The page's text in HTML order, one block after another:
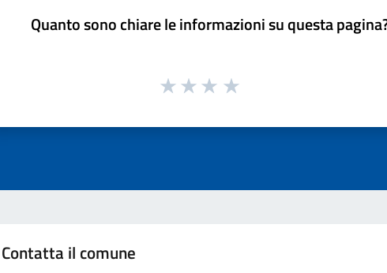
Quanto sono chiare le informazioni su questa
Contatta il comune